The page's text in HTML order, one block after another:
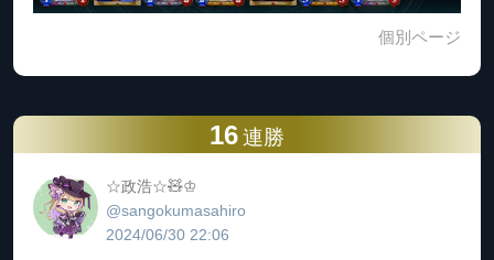
個別ページ
16 連勝
☆政浩☆🧸♔
@sangokumasahiro
2024/06/30 22:06